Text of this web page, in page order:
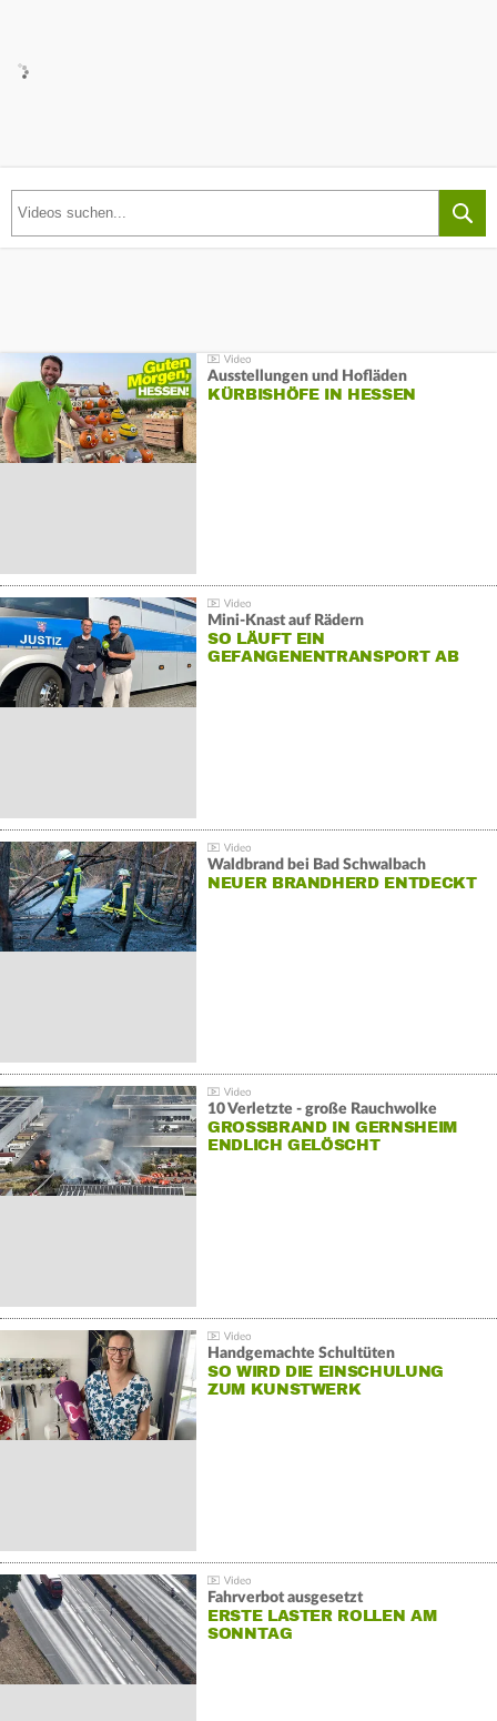
Ausstellungen und Hofläden
KÜRBISHÖFE IN HESSEN
Mini-Knast auf Rädern
SO LÄUFT EIN
GEFANGENENTRANSPORT AB
Waldbrand bei Bad Schwalbach
NEUER BRANDHERD ENTDECKT
10 Verletzte - große Rauchwolke
GROSSBRAND IN GERNSHEIM E
NDLICH GELÖSCHT
Handgemachte Schultüten
SO WIRD DIE EINSCHULUNG
ZUM KUNSTWERK
Fahrverbot ausgesetzt
ERSTE LASTER ROLLEN AM
SONNTAG